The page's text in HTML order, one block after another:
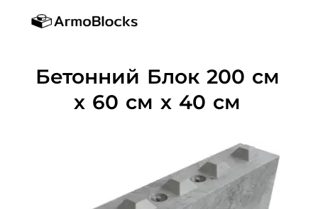
Бетонний Блок 200 см
х 60 см х 40 см